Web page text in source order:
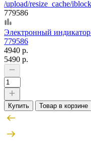
779586
Электронный
779586
4940 р.
5490 р.
Купить Товар в корзине